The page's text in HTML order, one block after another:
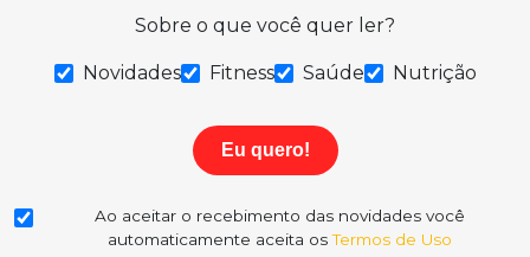
Sobre o que você quer ler?
Novidades Fitness Saúde Nutrição
Eu quero!
Ao aceitar o recebimento das novidades você
automaticamente aceita osTermos de Uso